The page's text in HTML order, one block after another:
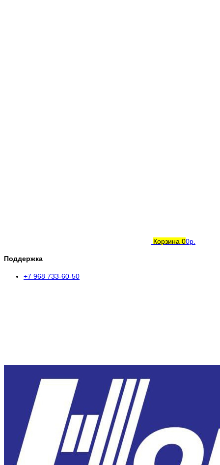
Корзина 00р.
Поддержка
+7 968 733-60-50